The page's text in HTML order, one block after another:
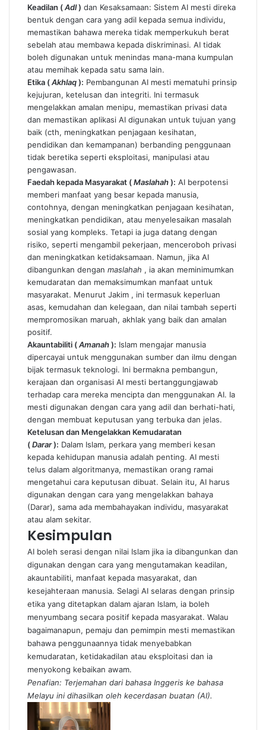
Keadilan (Adl) dan Kesaksamaan: Sistem AI mesti direka
bentuk dengan cara yang adil kepada semua individu,
memastikan bahawa mereka tidak memperkukuh berat
sebelah atau membawa kepada diskriminasi. AI tidak
boleh digunakan untuk menindas mana-mana kumpulan
atau memihak kepada satu sama lain.
Etika (Akhlaq): Pembangunan AI mesti mematuhi prinsip
kejujuran, ketelusan dan integriti. Ini termasuk
mengelakkan amalan menipu, memastikan privasi data
dan memastikan aplikasi AI digunakan untuk tujuan yang
baik (cth, meningkatkan penjagaan kesihatan,
pendidikan dan kemampanan) berbanding penggunaan
tidak beretika seperti eksploitasi, manipulasi atau
pengawasan.
Faedah kepada Masyarakat (Maslahah): AI berpotensi
memberi manfaat yang besar kepada manusia,
contohnya, dengan meningkatkan penjagaan kesihatan,
meningkatkan pendidikan, atau menyelesaikan masalah
sosial yang kompleks. Tetapi ia juga datang dengan
risiko, seperti mengambil pekerjaan, menceroboh privasi
dan meningkatkan ketidaksamaan. Namun, jika AI
dibangunkan dengan maslahah , ia akan meminimumkan
kemudaratan dan memaksimumkan manfaat untuk
masyarakat. Menurut Jakim , ini termasuk keperluan
asas, kemudahan dan kelegaan, dan nilai tambah seperti
mempromosikan maruah, akhlak yang baik dan amalan
positif.
Akauntabiliti (Amanah): Islam mengajar manusia
dipercayai untuk menggunakan sumber dan ilmu dengan
bijak termasuk teknologi. Ini bermakna pembangun,
kerajaan dan organisasi AI mesti bertanggungjawab
terhadap cara mereka mencipta dan menggunakan AI. Ia
mesti digunakan dengan cara yang adil dan berhati-hati,
dengan membuat keputusan yang terbuka dan jelas.
Ketelusan dan Mengelakkan Kemudaratan
(Darar): Dalam Islam, perkara yang memberi kesan
kepada kehidupan manusia adalah penting. AI mesti
telus dalam algoritmanya, memastikan orang ramai
mengetahui cara keputusan dibuat. Selain itu, AI harus
digunakan dengan cara yang mengelakkan bahaya
(Darar), sama ada membahayakan individu, masyarakat
atau alam sekitar.
Kesimpulan
AI boleh serasi dengan nilai Islam jika ia dibangunkan dan
digunakan dengan cara yang mengutamakan keadilan,
akauntabiliti, manfaat kepada masyarakat, dan
kesejahteraan manusia. Selagi AI selaras dengan prinsip
etika yang ditetapkan dalam ajaran Islam, ia boleh
menyumbang secara positif kepada masyarakat. Walau
bagaimanapun, pemaju dan pemimpin mesti memastikan
bahawa penggunaannya tidak menyebabkan
kemudaratan, ketidakadilan atau eksploitasi dan ia
menyokong kebaikan awam.
Penafian: Terjemahan dari bahasa Inggeris ke bahasa
Melayu ini dihasilkan oleh kecerdasan buatan (AI).